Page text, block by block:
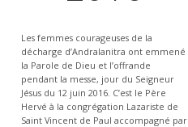
Les femmes courageuses de la
décharge d’Andralanitra ont emmené
la Parole de Dieu et l’offrande
pendant la messe, jour du Seigneur
Jésus du 12 juin 2016. C’est le Père
Hervé à la congrégation Lazariste de
Saint Vincent de Paul accompagné par